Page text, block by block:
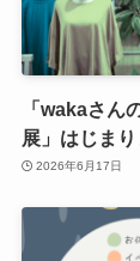
「wakaさん
展」はじまり
2026年6月17日